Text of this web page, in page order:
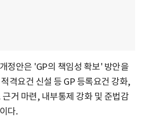
정안은 'GP의 책임성 확보' 방안을
격요건 신설 등 GP 등록요건 강화,
거 마련, 내부통제 강화 및 준법감
다.